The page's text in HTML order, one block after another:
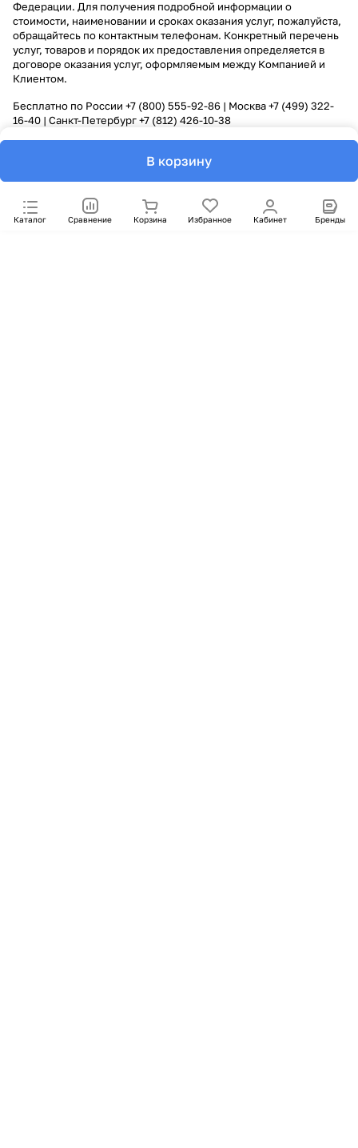
В корзину
Каталог Сравнение Корзина Избранное Кабинет Бренды
Федерации. Для получения подробной информации о
стоимости, наименовании и сроках оказания услуг, пожалуйста,
обращайтесь по контактным телефонам. Конкретный перечень
услуг, товаров и порядок их предоставления определяется в
договоре оказания услуг, оформляемым между Компанией и
Клиентом.
Бесплатно по России +7 (800) 555-92-86 | Москва+7 (499) 322-
16-40 | Санкт-Петербург+7 (812) 426-10-38